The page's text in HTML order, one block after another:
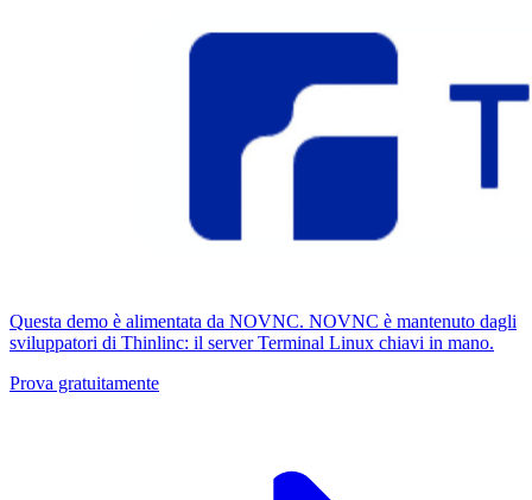
Questa demo è alimentata da NOVNC. NOVNC è mantenuto dagli
sviluppatori di Thinlinc: il server Terminal Linux chiavi in ​​mano.
Prova gratuitamente